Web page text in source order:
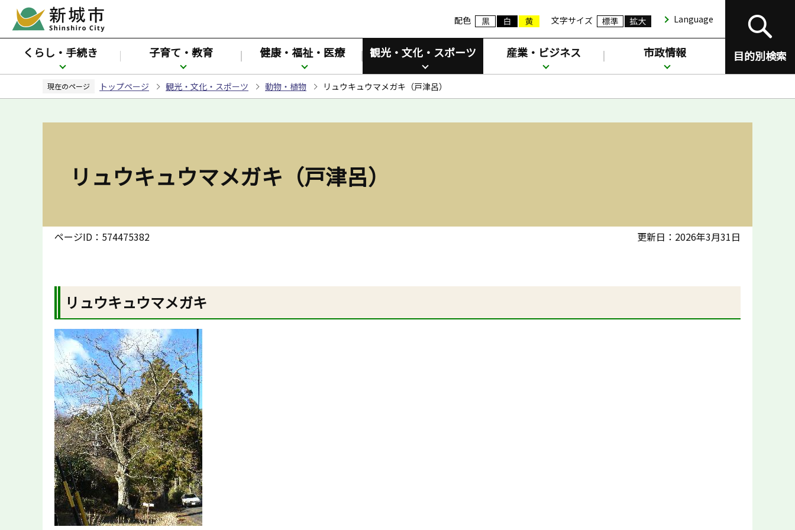
ペ
ジ
先
配色 文字サイズ Language
目的別検索
くらし・手続き 子育て・教育 健康・福祉・医療 観光・文化・スポーツ 産業・ビジネス 市政情報
現在のページ トップページ 観光・文化・スポーツ 動物・植物 リュウキュウマメガキ（戸津呂）
リュウキュウマメガキ（戸津呂）
ページID：574475382 更新日：2026年3月31日
リュウキュウマメガキ